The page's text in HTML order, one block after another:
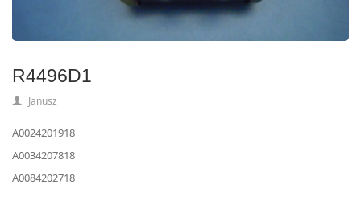
R4496D1
Janusz
A0024201918
A0034207818
A0084202718